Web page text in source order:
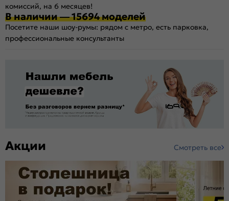
комиссий, на 6 месяцев!
В наличии — 15694 моделей
Посетите наши шоу-румы: рядом с метро, есть парковка,
профессиональные консультанты
Акции Смотреть все